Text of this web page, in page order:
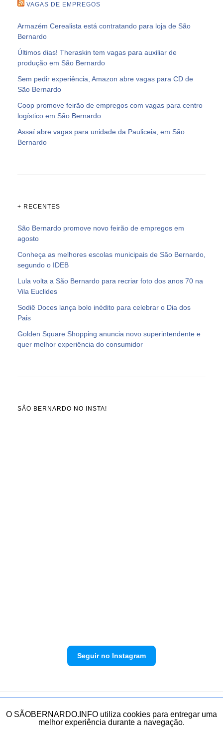
VAGAS DE EMPREGOS
Armazém Cerealista está contratando para loja de São
Bernardo
Últimos dias! Theraskin tem vagas para auxiliar de
produção em São Bernardo
Sem pedir experiência, Amazon abre vagas para CD de
São Bernardo
Coop promove feirão de empregos com vagas para centro
logístico em São Bernardo
Assaí abre vagas para unidade da Pauliceia, em São
Bernardo
+ RECENTES
São Bernardo promove novo feirão de empregos em
agosto
Conheça as melhores escolas municipais de São Bernardo,
segundo o IDEB
Lula volta a São Bernardo para recriar foto dos anos 70 na
Vila Euclides
Sodiê Doces lança bolo inédito para celebrar o Dia dos
Pais
Golden Square Shopping anuncia novo superintendente e
quer melhor experiência do consumidor
SÃO BERNARDO NO INSTA!
Seguir no Instagram
Política de privacidade Envie sua denúncia
O SÃOBERNARDO.INFO utiliza cookies para entregar uma
melhor experiência durante a navegação.